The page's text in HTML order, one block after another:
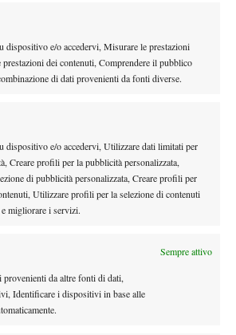
dispositivo e/o accedervi, Misurare le prestazioni
dei contenuti, Comprendere il pubblico
di dati provenienti da fonti diverse.
dispositivo e/o accedervi, Utilizzare dati limitati per
Creare profili per la pubblicità personalizzata,
di pubblicità personalizzata, Creare profili per
Utilizzare profili per la selezione di contenuti
migliorare i servizi.
Sempre attivo
provenienti da altre fonti di dati,
Identificare i dispositivi in base alle
3 (253)
4 (254)
5 (255)
1000 Montreal 2026: Darderi
Shang e vola agli ottavi